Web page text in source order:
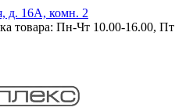
д. 16А, комн. 2
товара: Пн-Чт 10.00-16.00, Пт